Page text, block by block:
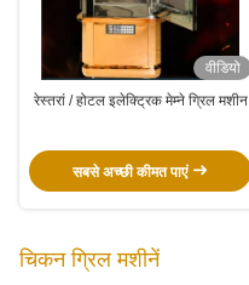
वीडियो
रेस्तरां / होटल इलेक्ट्रिक मेम्ने ग्रिल मशीन
सबसे अच्छी कीमत पाएं
चिकन ग्रिल मशीनें